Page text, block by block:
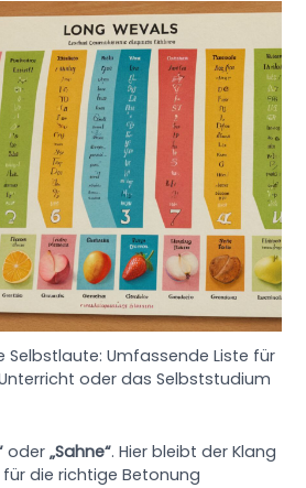
Selbstlaute: Umfassende Liste für
oder das Selbststudium
oder„Sahne“. Hier bleibt der Klang
die richtige Betonung